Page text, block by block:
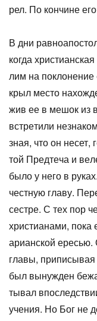
рел. По кон­чине
В дни
ко­гда
лим на
крыл ме­сто
жив ее в ме­шок из
встре­ти­ли
зная, что он
той Пред­те­ча и
бы­ло у него в
чест­ную гла­ву.
сест­ре. С тех пор
хри­сти­а­на­ми,
ари­ан­ской
гла­вы, при­пи­сы­вая
был вы­нуж­ден
ты­вал
уче­ния. Но Бог не